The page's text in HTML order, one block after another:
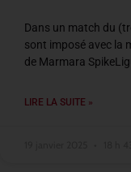
Dans un match du
sont imposé avec la
de Marmara
LIRE LA SUITE »